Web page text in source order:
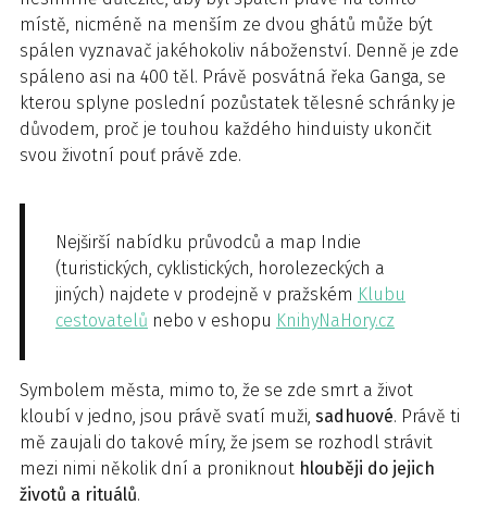
místě, nicméně na menším ze dvou ghátů může být
spálen vyznavač jakéhokoliv náboženství. Denně je zde
spáleno asi na 400 těl. Právě posvátná řeka Ganga, se
kterou splyne poslední pozůstatek tělesné schránky je
důvodem, proč je touhou každého hinduisty ukončit
svou životní pouť právě zde.
Nejširší nabídku průvodců a map Indie
(turistických, cyklistických, horolezeckých a
jiných) najdete v prodejně v pražském Klubu
cestovatelů nebo v eshopu KnihyNaHory.cz
Symbolem města, mimo to, že se zde smrt a život
kloubí v jedno, jsou právě svatí muži, sadhuové. Právě ti
mě zaujali do takové míry, že jsem se rozhodl strávit
mezi nimi několik dní a proniknout hlouběji do jejich
životů a rituálů.